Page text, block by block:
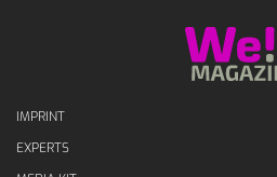
IMPRINT
EXPERTS